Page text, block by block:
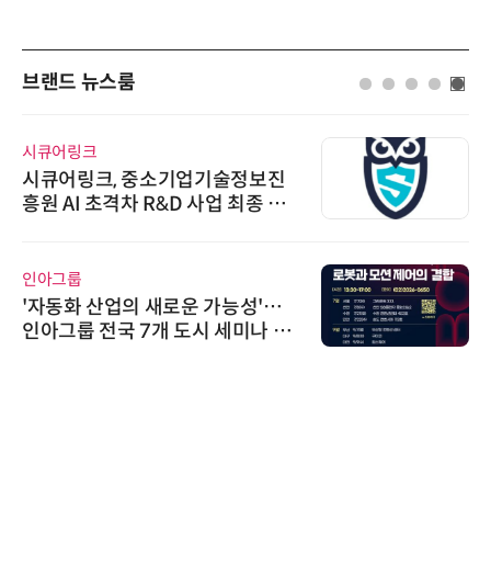
브랜드 뉴스룸
시큐어링크
시큐어링크, 중소기업기술정보진
흥원 AI 초격차 R&D 사업 최종 선
인아그룹
'자동화 산업의 새로운 가능성'…
인아그룹 전국 7개 도시 세미나 페